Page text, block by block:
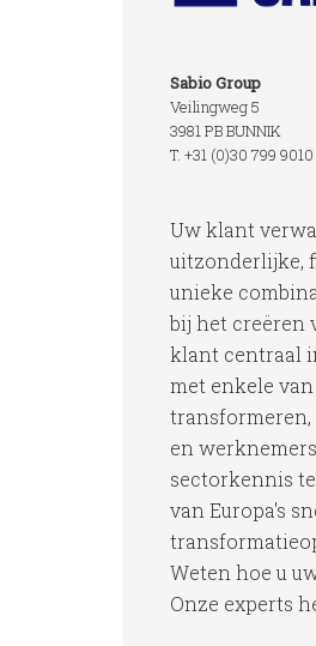
Sabio Group
Veilingweg 5
3981 PB BUNNIK
T. +31 (0)30 799 9010
Uw klant
uitzonderlijke,
unieke
bij het creëren
klant centraal
met enkele
en
sectorkennis
van Europa's
Weten hoe u
Onze experts